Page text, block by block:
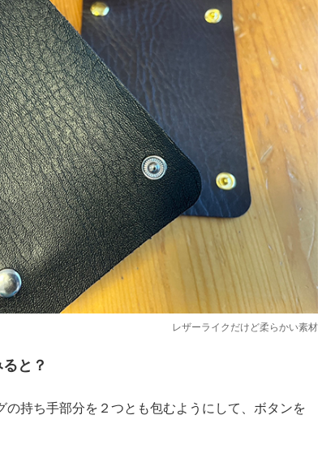
レザーライクだけど柔らかい素材
と？
持ち手部分を２つとも包むようにして、ボタンを